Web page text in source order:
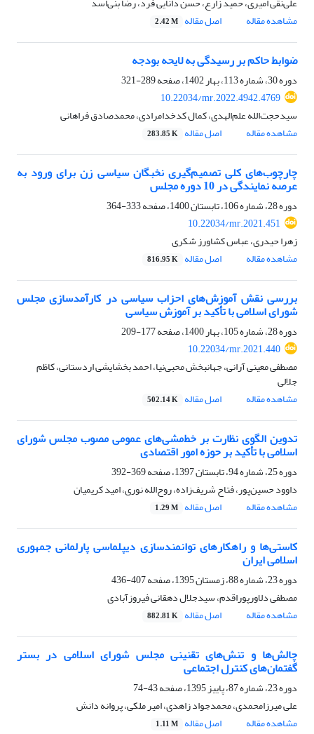
مشاهده مقاله
اصل مقاله 2.42 M
ضوابط حاکم بر رسیدگی به لایحه‌ بودجه
دوره 30، شماره 113، بهار 1402، صفحه
289-321
10.22034/mr.2022.4942.4769
سید‌حجت‌الله علم‌الهدی، کمال کدخدامرادی، محمدصادق فراهانی
مشاهده مقاله
اصل مقاله 283.85 K
چارچوب‌های کلی تصمیم‌گیری نخبگان سیاسی زن برای ورود به
عرصه نمایندگی در 10 دوره مجلس
دوره 28، شماره 106، تابستان 1400، صفحه
333-364
10.22034/mr.2021.451
زهرا حیدری، عباس کشاورز شکری
مشاهده مقاله
اصل مقاله 816.95 K
بررسی نقش آموزش‌های احزاب سیاسی در کارآمد‌سازی مجلس
شورای اسلامی با تأکید بر آموزش سیاسی
دوره 28، شماره 105، بهار 1400، صفحه
177-209
10.22034/mr.2021.440
مصطفی معینی آرانی، جهانبخش محبی‌نیا، احمد بخشایشی اردستانی، کاظم
جلالی
مشاهده مقاله
اصل مقاله 502.14 K
تدوین الگوی نظارت بر خط‌مشی‌های عمومی مصوب مجلس شورای
اسلامی با تأکید بر حوزه امور اقتصادی
دوره 25، شماره 94، تابستان 1397، صفحه
369-392
داوود حسین‌پور، فتاح شریف‌زاده، روح‌الله نوری، امید کریمیان
مشاهده مقاله
اصل مقاله 1.29 M
کاستی‌ها و راهکارهای توانمندسازی دیپلماسی پارلمانی جمهوری
اسلامی ایران
دوره 23، شماره 88، زمستان 1395، صفحه
407-436
مصطفی دلاورپوراقدم، سیدجلال دهقانی فیروزآبادی
مشاهده مقاله
اصل مقاله 882.81 K
چالش‌ها و تنش‌های تقنینی مجلس شورای اسلامی در بستر
گفتمان‌های کنترل اجتماعی
دوره 23، شماره 87، پاییز 1395، صفحه
43-74
علی میرزامحمدی، محمدجواد زاهدی، امیر ملکی، پروانه دانش
مشاهده مقاله
اصل مقاله 1.11 M